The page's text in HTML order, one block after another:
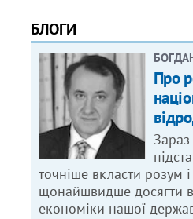
БЛОГИ
Про
точніше вкласти розум і
щонайшвидше досягти
економіки нашої